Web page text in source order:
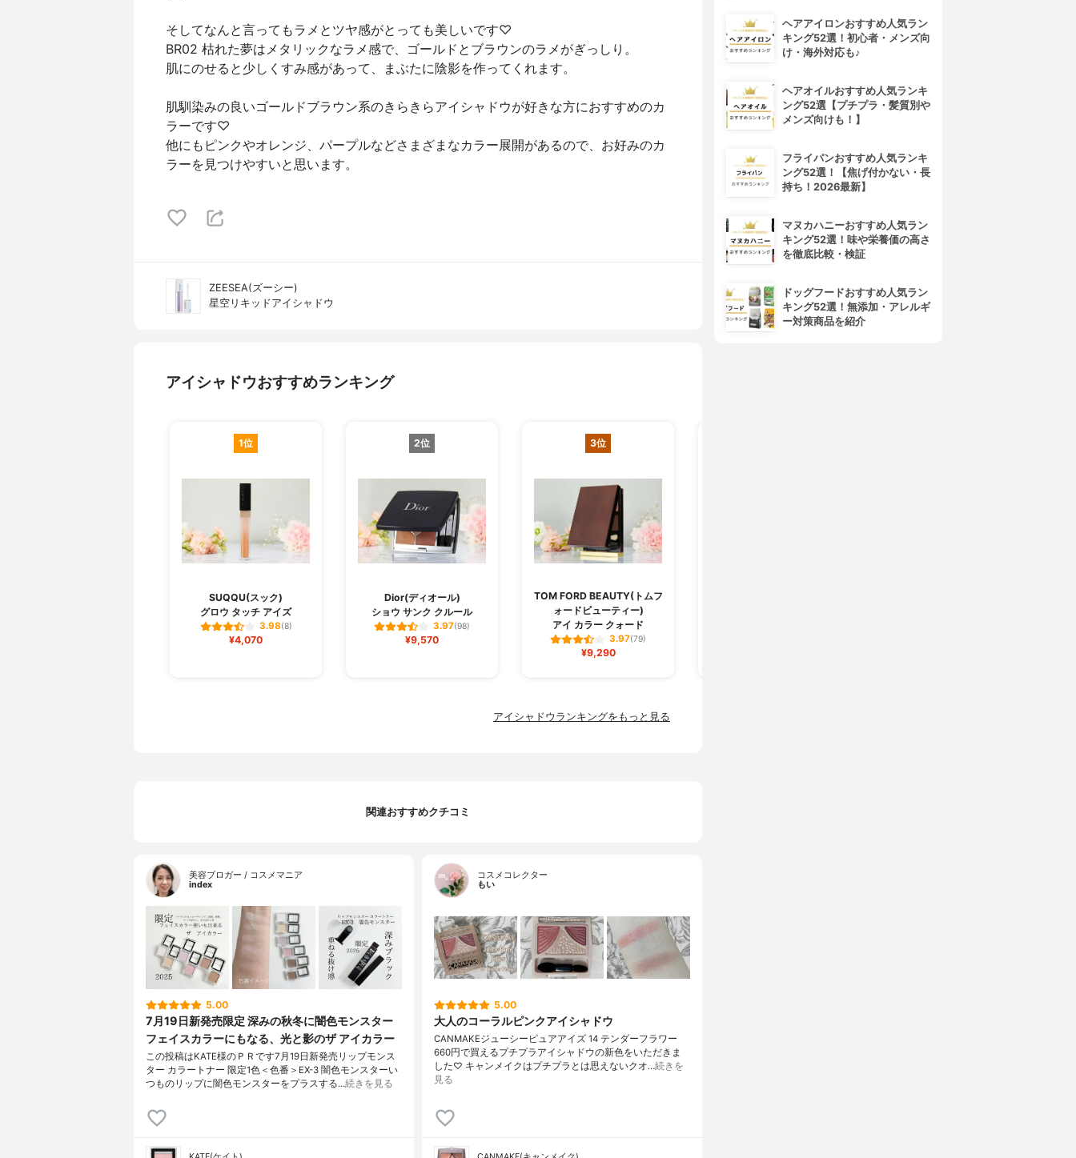
そしてなんと言ってもラメとツヤ感がとっても美しいです♡
BR02 枯れた夢はメタリックなラメ感で、ゴールドとブラウンのラメがぎっしり。
肌にのせると少しくすみ感があって、まぶたに陰影を作ってくれます。
肌馴染みの良いゴールドブラウン系のきらきらアイシャドウが好きな方におすすめのカ
ラーです♡
他にもピンクやオレンジ、パープルなどさまざまなカラー展開があるので、お好みのカ
ラーを見つけやすいと思います。
ZEESEA(ズーシー)
星空リキッドアイシャドウ
アイシャドウおすすめランキング
1位
SUQQU(スック)
グロウ タッチ アイズ
3.98(8)
¥4,070
2位
Dior(ディオール)
ショウ サンク クルール
3.97(98)
¥9,570
3位
TOM FORD BEAUTY(トムフ
ォードビューティー)
アイ カラー クォード
3.97(79)
¥9,290
アイシャドウランキングをもっと見る
関連おすすめクチコミ
美容ブロガー / コスメマニア
index
5.00
7月19日新発売限定 深みの秋冬に闇色モンスター
フェイスカラーにもなる、光と影のザ アイカラー
この投稿はKATE様のＰＲです7月19日新発売リップモンス
ター カラートナー 限定1色＜色番＞EX-3 闇色モンスターい
つものリップに闇色モンスターをプラスする…続きを見る
コスメコレクター
もい
5.00
大人のコーラルピンクアイシャドウ
CANMAKEジューシーピュアアイズ 14 テンダーフラワー
660円で買えるプチプラアイシャドウの新色をいただきま
した♡ キャンメイクはプチプラとは思えないクオ…続きを
見る
ヘアアイロンおすすめ人気ラン
キング52選！初心者・メンズ向
け・海外対応も♪
ヘアオイルおすすめ人気ランキ
ング52選【プチプラ・髪質別や
メンズ向けも！】
フライパンおすすめ人気ランキ
ング52選！【焦げ付かない・長
持ち！2026最新】
マヌカハニーおすすめ人気ラン
キング52選！味や栄養価の高さ
を徹底比較・検証
ドッグフードおすすめ人気ラン
キング52選！無添加・アレルギ
ー対策商品を紹介